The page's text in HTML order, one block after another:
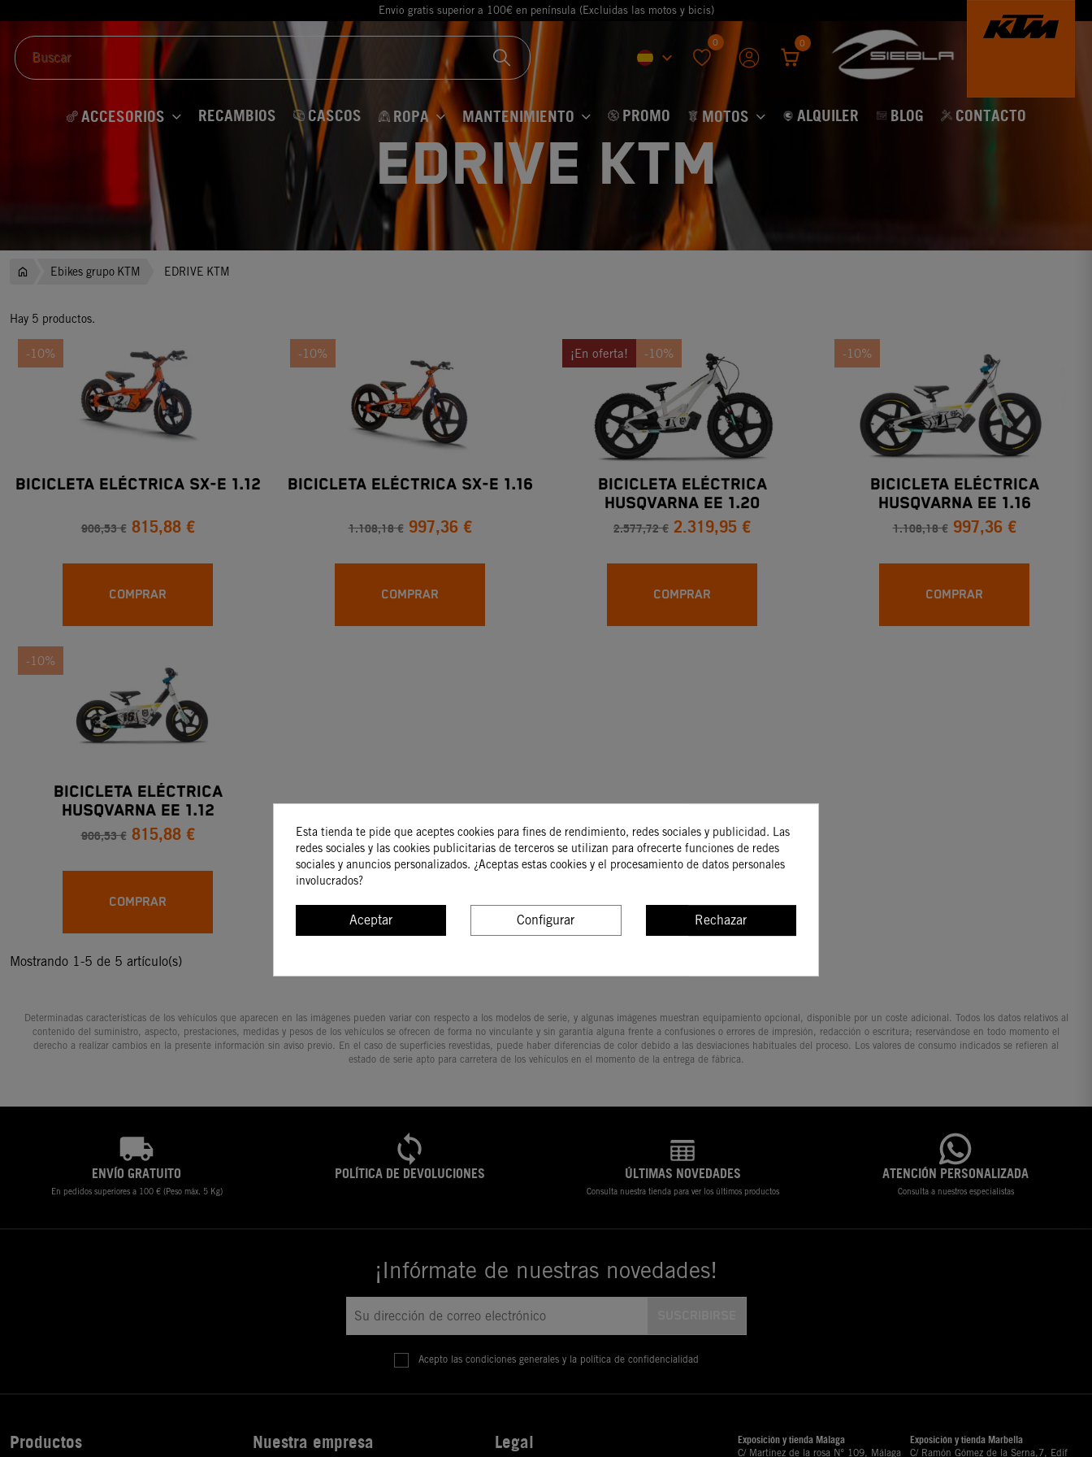
Envio gratis superior a 100€ en península (Excluidas las motos y bicis)
keyboard_arrow_down
0 0
ACCESORIOS RECAMBIOS CASCOS ROPA MANTENIMIENTO PROMO MOTOS ALQUILER BLOG CONTACTO
EDRIVE KTM
Ebikes grupo KTM EDRIVE KTM
Hay 5 productos.
-10%
BICICLETA ELÉCTRICA SX-E 1.12
906,53 € 815,88 €
COMPRAR
-10%
BICICLETA ELÉCTRICA SX-E 1.16
1.108,18 € 997,36 €
COMPRAR
¡En oferta! -10%
BICICLETA ELÉCTRICA
HUSQVARNA EE 1.20
2.577,72 € 2.319,95 €
COMPRAR
-10%
BICICLETA ELÉCTRICA
HUSQVARNA EE 1.16
1.108,18 € 997,36 €
COMPRAR
-10%
BICICLETA ELÉCTRICA
HUSQVARNA EE 1.12
906,53 € 815,88 €
COMPRAR
Mostrando 1-5 de 5 artículo(s)
Determinadas características de los vehículos que aparecen en las imágenes pueden variar con respecto a los modelos de serie, y algunas imágenes muestran equipamiento opcional, disponible por un coste adicional. Todos los datos relativos al
contenido del suministro, aspecto, prestaciones, medidas y pesos de los vehículos se ofrecen de forma no vinculante y sin garantía alguna frente a confusiones o errores de impresión, redacción o escritura; reservándose en todo momento el
derecho a realizar cambios en la presente información sin aviso previo. En el caso de superficies revestidas, puede haber diferencias de color debido a las desviaciones habituales del proceso. Los valores de consumo indicados se refieren al
estado de serie apto para carretera de los vehículos en el momento de la entrega de fábrica.
ENVÍO GRATUITO
En pedidos superiores a 100 € (Peso máx. 5 Kg)
POLÍTICA DE DEVOLUCIONES ÚLTIMAS NOVEDADES
Consulta nuestra tienda para ver los últimos productos
ATENCIÓN PERSONALIZADA
Consulta a nuestros especialistas
¡Infórmate de nuestras novedades!
Acepto las condiciones generales y la política de confidencialidad
Productos Nuestra empresa Legal Exposición y tienda Málaga
C/ Martinez de la rosa Nº 109, Málaga
Exposición y tienda Marbella
C/ Ramón Gómez de la Serna,7, Edif
Esta tienda te pide que aceptes cookies para fines de rendimiento, redes sociales y publicidad. Las
redes sociales y las cookies publicitarias de terceros se utilizan para ofrecerte funciones de redes
sociales y anuncios personalizados. ¿Aceptas estas cookies y el procesamiento de datos personales
involucrados?
Aceptar Configurar Rechazar